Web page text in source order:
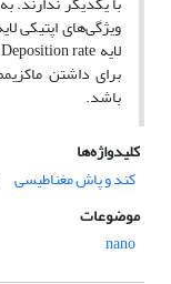
برای داشتن
باشد.
کلیدواژه‌ها
کند و پاش مغناطیسی
موضوعات
nano